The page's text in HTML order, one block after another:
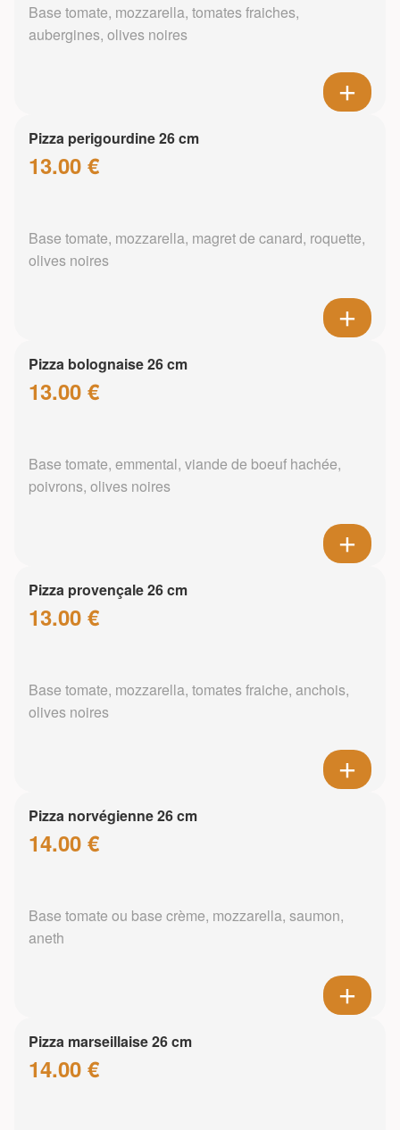
Base tomate, mozzarella, tomates fraiches,
aubergines, olives noires
Pizza perigourdine 26 cm
13.00 €
Base tomate, mozzarella, magret de canard, roquette,
olives noires
Pizza bolognaise 26 cm
13.00 €
Base tomate, emmental, viande de boeuf hachée,
poivrons, olives noires
Pizza provençale 26 cm
13.00 €
Base tomate, mozzarella, tomates fraiche, anchois,
olives noires
Pizza norvégienne 26 cm
14.00 €
Base tomate ou base crème, mozzarella, saumon,
aneth
Pizza marseillaise 26 cm
14.00 €